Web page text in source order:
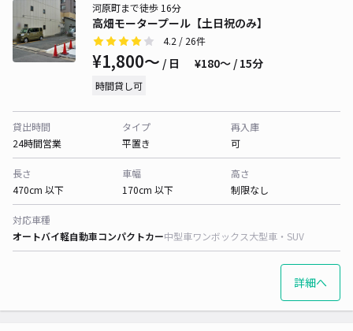
高畑モータープール【土日祝のみ】
河原町まで徒歩 16分
4.2 / 26件
¥1,800〜 / 日 ¥180〜 / 15分
時間貸し可
貸出時間
24時間営業
タイプ
平置き
再入庫
可
長さ
470cm 以下
車幅
170cm 以下
高さ
制限なし
対応車種
オートバイ軽自動車コンパクトカー中型車ワンボックス大型車・SUV
詳細へ